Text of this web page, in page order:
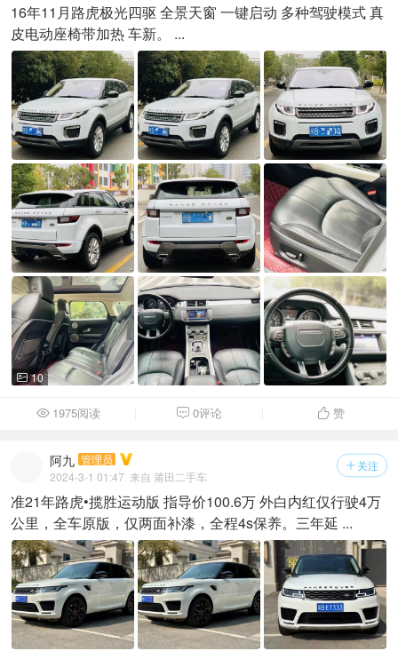
16年11月路虎极光四驱 全景天窗 一键启动 多种驾驶模式 真
皮电动座椅带加热 车新。 ...
 10
 1975阅读  0评论  赞
 关注
阿九 管理员
2024-3-1 01:47 来自 莆田二手车
准21年路虎•揽胜运动版 指导价100.6万 外白内红仅行驶4万
公里，全车原版，仅两面补漆，全程4s保养。三年延 ...